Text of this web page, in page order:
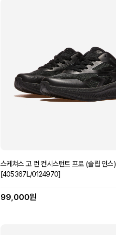
스케쳐스 고 런 컨시스턴트 프로 (슬립 인스)
[405367L/0124970]
99,000원